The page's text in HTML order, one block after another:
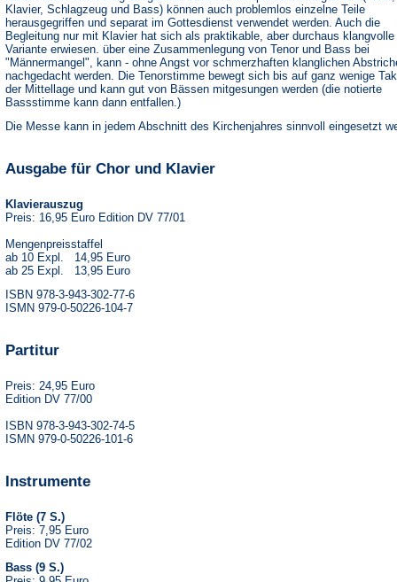
Klavier, Schlagzeug und Bass) können auch problemlos einzelne Teile
herausgegriffen und separat im Gottesdienst verwendet werden. Auch die
Begleitung nur mit Klavier hat sich als praktikable, aber durchaus klangvolle
Variante erwiesen. über eine Zusammenlegung von Tenor und Bass bei
"Männermangel", kann - ohne Angst vor schmerzhaften klanglichen
nachgedacht werden. Die Tenorstimme bewegt sich bis auf ganz wenige
der Mittellage und kann gut von Bässen mitgesungen werden (die notierte
Bassstimme kann dann entfallen.)
Die Messe kann in jedem Abschnitt des Kirchenjahres sinnvoll eingesetzt
Ausgabe für Chor und Klavier
Klavierauszug
Preis: 16,95 Euro Edition DV 77/01
Mengenpreisstaffel
ab 10 Expl. 14,95 Euro
ab 25 Expl. 13,95 Euro
ISBN 978-3-943-302-77-6
ISMN 979-0-50226-104-7
Partitur
Preis: 24,95 Euro
Edition DV 77/00
ISBN 978-3-943-302-74-5
ISMN 979-0-50226-101-6
Instrumente
Flöte (7 S.)
Preis: 7,95 Euro
Edition DV 77/02
Bass (9 S.)